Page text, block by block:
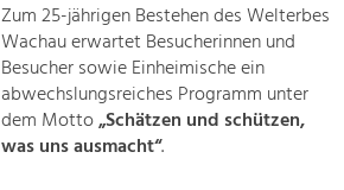
Zum 25-jährigen Bestehen des Welterbes
Wachau erwartet Besucherinnen und
Besucher sowie Einheimische ein
abwechslungsreiches Programm unter
dem Motto„Schätzen und schützen,
was uns ausmacht“.